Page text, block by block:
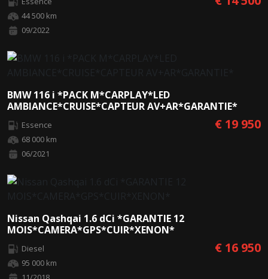
44 500 km
09/2022
BMW 116 i *PACK M*CARPLAY*LED
AMBIANCE*CRUISE*CAPTEUR AV+AR*GARANTIE*
Essence
68 000 km
06/2021
€ 19 950
Nissan Qashqai 1.6 dCi *GARANTIE 12
MOIS*CAMERA*GPS*CUIR*XENON*
Diesel
95 000 km
€ 16 950